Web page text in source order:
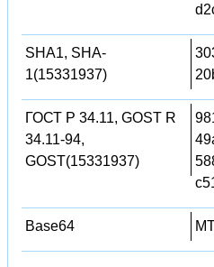
SHA1, SHA-
1(15331937)
ГОСТ Р 34.11, GOST R
34.11-94,
GOST(15331937)
Base64